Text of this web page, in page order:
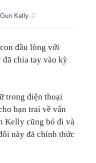
Kelly
đầu lòng với
chia tay vào kỳ
trong điện thoại
bạn trai về vấn
Kelly cũng bỏ đi và
này đã chính thức